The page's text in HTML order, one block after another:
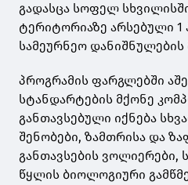
გადასცა სოფელ
ტერიტორიაზე არსებული
სამეურნეო დანიშნულების
პროგრამის ფარგლებში
სტანდარტების მქონე
განთავსებული იქნება
შენობები, ზამთრისა და
განთავსების ვოლიერები,
წყლის ბიოლოგიური